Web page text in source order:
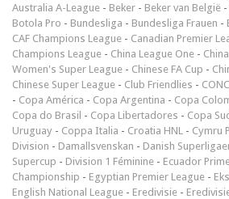
Australia A-League - Beker - Beker van België -
Botola Pro - Bundesliga - Bundesliga Frauen -
CAF Champions League - Canadian Premier
Champions League - China League One -
Women's Super League - Chinese FA Cup -
Chinese Super League - Club Friendlies -
- Copa América - Copa Argentina - Copa
Copa do Brasil - Copa Libertadores - Copa
Uruguay - Coppa Italia - Croatia HNL - Cymru
Division - Damallsvenskan - Danish
Supercup - Division 1 Féminine - Ecuador
Championship - Egyptian Premier League -
English National League - Eredivisie -